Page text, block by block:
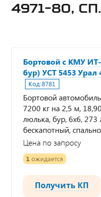
4971-80,
Бортовой с КМУ
бур) УСТ 5453 Урал
Код:8781
Бортовой
7200 кг на 2,5 м,
люлька, бур, 6х6,
бескапотный,
Цена по запросу
1 ожидается
Получить КП